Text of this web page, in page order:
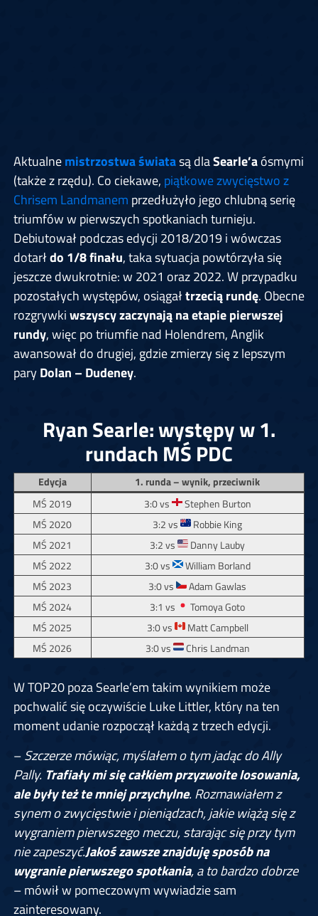
Aktualnemistrzostwa światasą dlaSearle’aósmymi
(także z rzędu). Co ciekawe, piątkowe zwycięstwo z
Chrisem Landmanem przedłużyło jego chlubną serię
triumfów w pierwszych spotkaniach turnieju.
Debiutował podczas edycji 2018/2019 i wówczas
dotarłdo 1/8 finału, taka sytuacja powtórzyła się
jeszcze dwukrotnie: w 2021 oraz 2022. W przypadku
pozostałych występów, osiągałtrzecią rundę. Obecne
rozgrywkiwszyscy zaczynają na etapie pierwszej
rundy, więc po triumfie nad Holendrem, Anglik
awansował do drugiej, gdzie zmierzy się z lepszym
paryDolan – Dudeney.
Ryan Searle: występy w 1.
rundach MŚ PDC
Edycja
1. runda – wynik, przeciwnik
MŚ 2019
3:0 vs
Stephen Burton
MŚ 2020
3:2 vs
Robbie King
MŚ 2021
3:2 vs
Danny Lauby
MŚ 2022
3:0 vs
William Borland
MŚ 2023
3:0 vs
Adam Gawlas
MŚ 2024
3:1 vs
Tomoya Goto
MŚ 2025
3:0 vs
Matt Campbell
MŚ 2026
3:0 vs Chris Landman
W TOP20 poza Searle’em takim wynikiem może
pochwalić się oczywiście Luke Littler, który na ten
moment udanie rozpoczął każdą z trzech edycji.
–Szczerze mówiąc, myślałem o tym jadąc do Ally
Pally. Trafiały mi się całkiem przyzwoite losowania,
ale były też te mniej przychylne. Rozmawiałem z
synem o zwycięstwie i pieniądzach, jakie wiążą się z
wygraniem pierwszego meczu, starając się przy tym
nie zapeszyć.Jakoś zawsze znajduję sposób na
wygranie pierwszego spotkania, a to bardzo dobrze
– mówił w pomeczowym wywiadzie sam
zainteresowany.